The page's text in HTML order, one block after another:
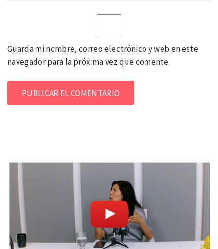
Guarda mi nombre, correo electrónico y web en este
navegador para la próxima vez que comente.